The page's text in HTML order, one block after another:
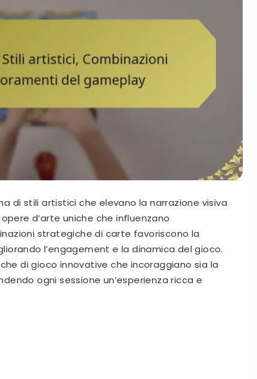
di stili artistici che elevano la narrazione visiva
d’arte uniche che influenzano
strategiche di carte favoriscono la
l’engagement e la dinamica del gioco.
di gioco innovative che incoraggiano sia la
ogni sessione un’esperienza ricca e